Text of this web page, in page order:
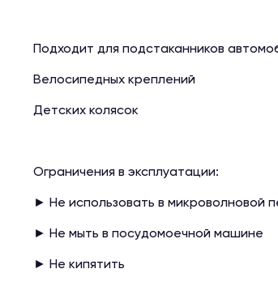
Подходит для подстаканников
Велосипедных креплений
Детских колясок
Ограничения в эксплуатации:
► Не использовать в микроволновой
► Не мыть в посудомоечной машине
► Не кипятить